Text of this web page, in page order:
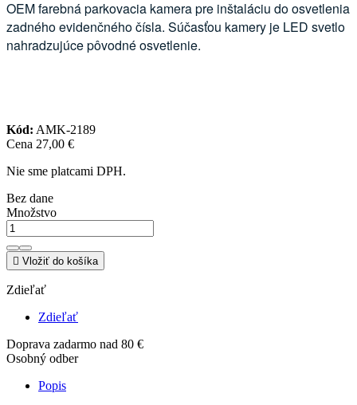
OEM farebná parkovacia kamera pre inštaláciu do osvetlenia
zadného evidenčného čísla. Súčasťou kamery je LED svetlo
nahradzujúce pôvodné osvetlenie.
Kód: AMK-2189
Cena 27,00 €
Nie sme platcami DPH.
Bez dane
Množstvo
 Vložiť do košíka
Zdieľať
Zdieľať
Doprava zadarmo nad 80 €
Osobný odber
Popis